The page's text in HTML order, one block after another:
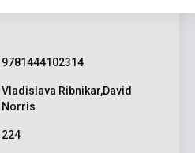
9781444102314
Vladislava Ribnikar,David
Norris
224